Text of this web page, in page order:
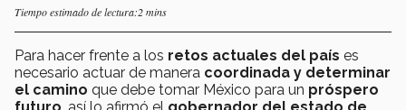
Tiempo estimado de lectura:2 mins
Para hacer frente a los retos actuales del país es
necesario actuar de manera coordinada y determinar
el camino que debe tomar México para un próspero